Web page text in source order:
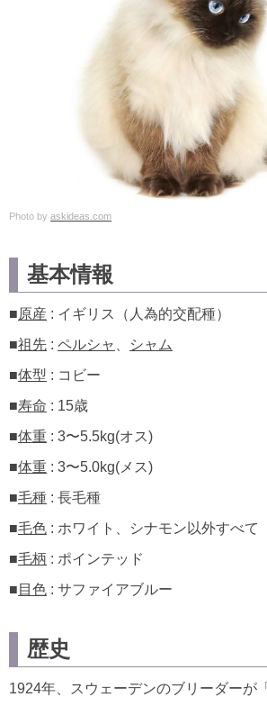
Photo by askideas.com
基本情報
■原産 : イギリス（人為的交配種）
■祖先 : ペルシャ
シャム
■体型 : コビー
■寿命 : 15歳
■体重 : 3〜5.5kg(オス)
■体重 : 3〜5.0kg(メス)
■毛種 : 長毛種
■毛色 : ホワイト、シナモン以外すべて
■毛柄 : ポインテッド
■ 目色 : サファイアブルー
歴史
1924年、スウェーデンのブリーダーが「